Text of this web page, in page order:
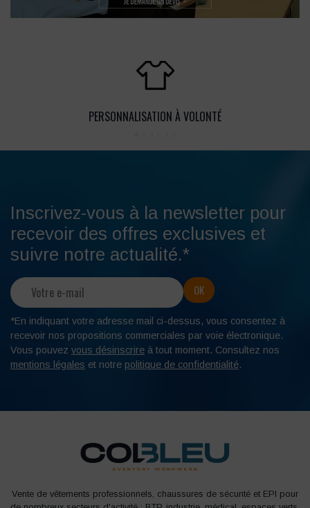
PERSONNALISATION À VOLONTÉ
Inscrivez-vous à la newsletter pour
recevoir des offres exclusives et
suivre notre actualité.*
*En indiquant votre adresse mail ci-dessus, vous consentez à
recevoir nos propositions commerciales par voie électronique.
Vous pouvez vous désinscrire à tout moment. Consultez nos
mentions légales et notre politique de confidentialité.
Vente de vêtements professionnels, chaussures de sécurité et EPI pour